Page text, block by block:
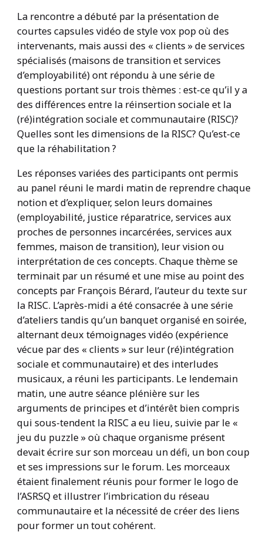
La rencontre a débuté par la présentation de
courtes capsules vidéo de style vox pop où des
intervenants, mais aussi des « clients » de services
spécialisés (maisons de transition et services
d’employabilité) ont répondu à une série de
questions portant sur trois thèmes : est-ce qu’il y a
des différences entre la réinsertion sociale et la
(ré)intégration sociale et communautaire (RISC)?
Quelles sont les dimensions de la RISC? Qu’est-ce
que la réhabilitation ?
Les réponses variées des participants ont permis
au panel réuni le mardi matin de reprendre chaque
notion et d’expliquer, selon leurs domaines
(employabilité, justice réparatrice, services aux
proches de personnes incarcérées, services aux
femmes, maison de transition), leur vision ou
interprétation de ces concepts. Chaque thème se
terminait par un résumé et une mise au point des
concepts par François Bérard, l’auteur du texte sur
la RISC. L’après-midi a été consacrée à une série
d’ateliers tandis qu’un banquet organisé en soirée,
alternant deux témoignages vidéo (expérience
vécue par des « clients » sur leur (ré)intégration
sociale et communautaire) et des interludes
musicaux, a réuni les participants. Le lendemain
matin, une autre séance plénière sur les
arguments de principes et d’intérêt bien compris
qui sous-tendent la RISC a eu lieu, suivie par le «
jeu du puzzle » où chaque organisme présent
devait écrire sur son morceau un défi, un bon coup
et ses impressions sur le forum. Les morceaux
étaient finalement réunis pour former le logo de
l’ASRSQ et illustrer l’imbrication du réseau
communautaire et la nécessité de créer des liens
pour former un tout cohérent.